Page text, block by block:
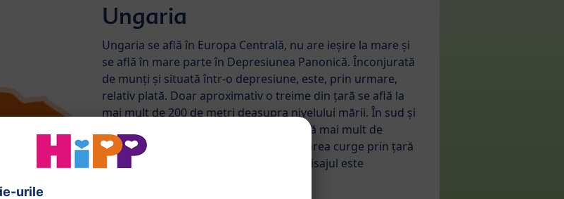
Ungaria
Ungaria se află în Europa Centrală, nu are ieșire la mare și
se află în mare parte în Depresiunea Panonică. Înconjurată
de munți și situată într-o depresiune, este, prin urmare,
relativ plată. Doar aproximativ o treime din țară se află la
mai mult de 200 de metri deasupra nivelului mării. În sud și
est se află Câmpia Ungară, care acoperă mai mult de
jumătate din întreaga țară. Fluviul Dunărea curge prin țară
de la nord la sud. La vest de Dunăre, peisajul este